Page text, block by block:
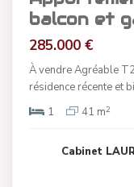
balcon et
285.000 €
À vendre Agréable
résidence récente et
1
41 m2
Cabinet